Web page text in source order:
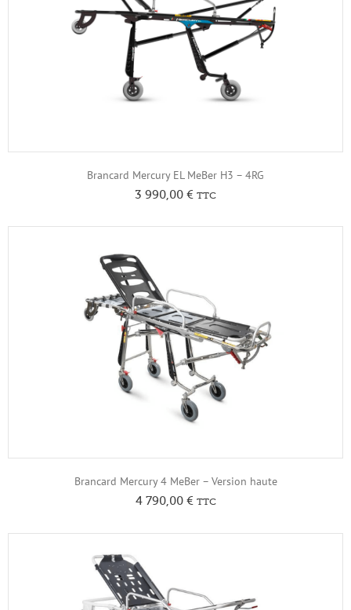
Brancard Mercury EL MeBer H3 – 4RG
3 990,00 € TTC
Brancard Mercury 4 MeBer – Version haute
4 790,00 € TTC